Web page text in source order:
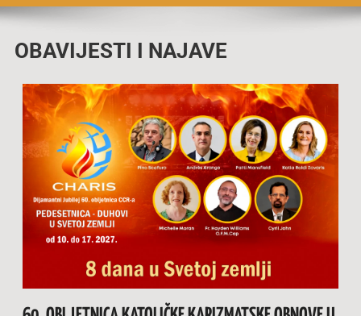
OBAVIJESTI I NAJAVE